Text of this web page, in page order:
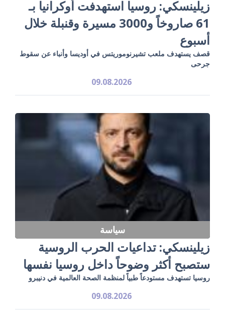
زيلينسكي: روسيا استهدفت أوكرانيا بـ
61 صاروخاً و3000 مسيرة وقنبلة خلال
أسبوع
قصف يستهدف ملعب تشيرنوموريتس في أوديسا وأنباء عن سقوط
جرحى
09.08.2026
سياسة
زيلينسكي: تداعيات الحرب الروسية
ستصبح أكثر وضوحاً داخل روسيا نفسها
روسيا تستهدف مستودعاً طبياً لمنظمة الصحة العالمية في دنيبرو
09.08.2026